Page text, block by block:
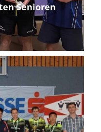
Senioren